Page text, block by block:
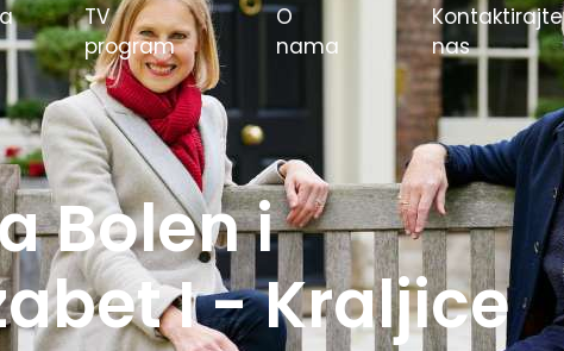
(current)
TV
program
O
nama
Kontaktirajte
nas
igre u
- Berlin 1936.